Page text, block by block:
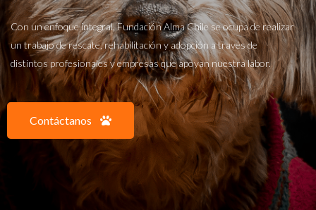
Con un enfoque integral, Fundación Alma Chile se ocupa de realizar
un trabajo de rescate, rehabilitación y adopción a través de
distintos profesionales y empresas que apoyan nuestra labor.
Contáctanos